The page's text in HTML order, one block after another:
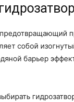
собой
барьер